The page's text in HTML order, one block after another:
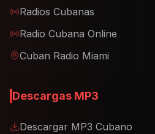
Radios Cubanas
Radio Cubana Online
Cuban Radio Miami
Descargas MP3
Descargar MP3 Cubano